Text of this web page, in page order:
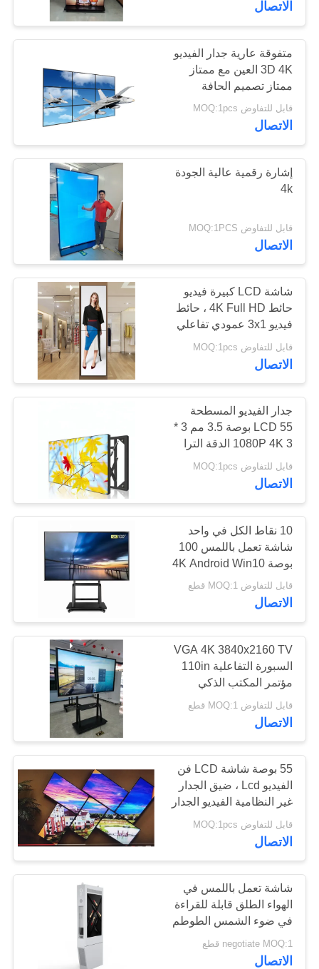
الاتصال
متفوقة عارية جدار الفيديو
3D 4K العين مع ممتاز
ممتاز تصميم الحافة
الضيقة
قابل للتفاوض MOQ:1pcs
الاتصال
إشارة رقمية عالية الجودة
4k
قابل للتفاوض MOQ:1PCS
الاتصال
شاشة LCD كبيرة فيديو
حائط 4K Full HD ، حائط
فيديو 3x1 عمودي تفاعلي
قابل للتفاوض MOQ:1pcs
الاتصال
جدار الفيديو المسطحة
LCD 55 بوصة 3.5 مم 3 *
3 1080P 4K الدقة الترا
سليم
قابل للتفاوض MOQ:1pcs
الاتصال
10 نقاط الكل في واحد
شاشة تعمل باللمس 100
بوصة 4K Android Win10
قابل للتفاوض MOQ:1 قطع
الاتصال
VGA 4K 3840x2160 TV
السبورة التفاعلية 110in
مؤتمر المكتب الذكي
قابل للتفاوض MOQ:1 قطع
الاتصال
55 بوصة شاشة LCD فن
الفيديو Lcd ، ضيق الجدار
غير النظامية الفيديو الجدار
قابل للتفاوض MOQ:1pcs
الاتصال
شاشة تعمل باللمس في
الهواء الطلق قابلة للقراءة
في ضوء الشمس الطوطم
مزدوج الوجهين IP65
1080P 4K 2000nits
negotiate MOQ:1 قطع
الاتصال